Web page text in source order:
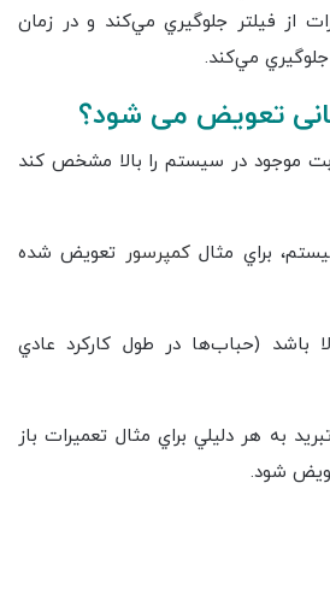
از فيلتر جلوگيري مي‌کند و در زمان
مي‌کند.
تعویض می شود؟
موجود در سيستم را بالا مشخص کند
کمپرسور تعويض شده
باشد (حباب‌ها در طول کارکرد عادي
به هر دليلي براي مثال تعميرات باز
شود.